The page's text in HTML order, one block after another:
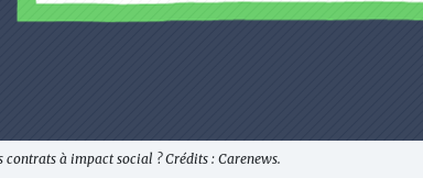
contrats à impact social ? Crédits : Carenews.